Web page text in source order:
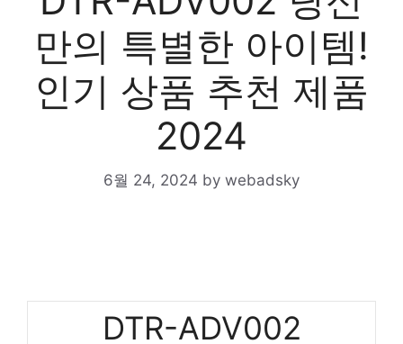
만의 특별한 아이템!
인기 상품 추천 제품
2024
6월 24, 2024 by webadsky
DTR-ADV002